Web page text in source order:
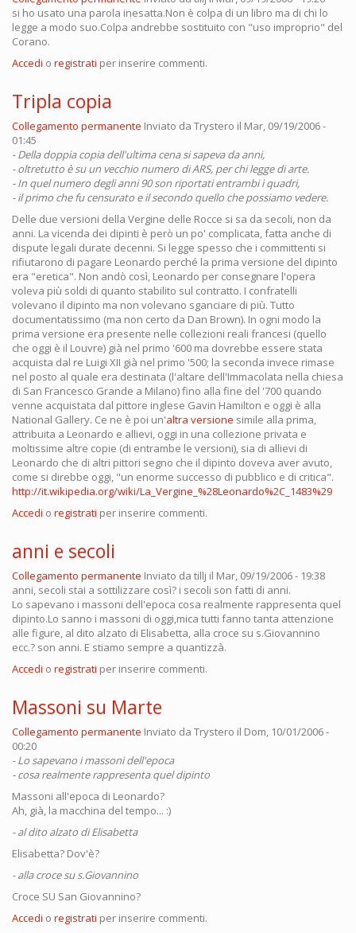
si ho usato una parola inesatta.Non è colpa di un libro ma di chi lo
legge a modo suo.Colpa andrebbe sostituito con "uso improprio" del
Corano.
Accedi o registrati per inserire commenti.
Tripla copia
Collegamento permanente Inviato da Trystero il Mar, 09/19/2006 -
01:45
- Della doppia copia dell'ultima cena si sapeva da anni,
- oltretutto è su un vecchio numero di ARS, per chi legge di arte.
- In quel numero degli anni 90 son riportati entrambi i quadri,
- il primo che fu censurato e il secondo quello che possiamo vedere.
Delle due versioni della Vergine delle Rocce si sa da secoli, non da
anni. La vicenda dei dipinti è però un po' complicata, fatta anche di
dispute legali durate decenni. Si legge spesso che i committenti si
rifiutarono di pagare Leonardo perché la prima versione del dipinto
era "eretica". Non andò così, Leonardo per consegnare l'opera
voleva più soldi di quanto stabilito sul contratto. I confratelli
volevano il dipinto ma non volevano sganciare di più. Tutto
documentatissimo (ma non certo da Dan Brown). In ogni modo la
prima versione era presente nelle collezioni reali francesi (quello
che oggi è il Louvre) già nel primo '600 ma dovrebbe essere stata
acquista dal re Luigi XII già nel primo '500; la seconda invece rimase
nel posto al quale era destinata (l'altare dell'Immacolata nella chiesa
di San Francesco Grande a Milano) fino alla fine del '700 quando
venne acquistata dal pittore inglese Gavin Hamilton e oggi è alla
National Gallery. Ce ne è poi un'altra versione simile alla prima,
attribuita a Leonardo e allievi, oggi in una collezione privata e
moltissime altre copie (di entrambe le versioni), sia di allievi di
Leonardo che di altri pittori segno che il dipinto doveva aver avuto,
come si direbbe oggi, "un enorme successo di pubblico e di critica".
http://it.wikipedia.org/wiki/La_Vergine_%28Leonardo%2C_1483%29
Accedi o registrati per inserire commenti.
anni e secoli
Collegamento permanente Inviato da tillj il Mar, 09/19/2006 - 19:38
anni, secoli stai a sottilizzare così? i secoli son fatti di anni.
Lo sapevano i massoni dell'epoca cosa realmente rappresenta quel
dipinto.Lo sanno i massoni di oggi,mica tutti fanno tanta attenzione
alle figure, al dito alzato di Elisabetta, alla croce su s.Giovannino
ecc.? son anni. E stiamo sempre a quantizzà.
Accedi o registrati per inserire commenti.
Massoni su Marte
Collegamento permanente Inviato da Trystero il Dom, 10/01/2006 -
00:20
- Lo sapevano i massoni dell'epoca
- cosa realmente rappresenta quel dipinto
Massoni all'epoca di Leonardo?
Ah, già, la macchina del tempo... :)
- al dito alzato di Elisabetta
Elisabetta? Dov'è?
- alla croce su s.Giovannino
Croce SU San Giovannino?
Accedi o registrati per inserire commenti.